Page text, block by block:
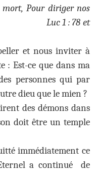
mort, Pour diriger nos
Luc 1 : 78 et
et nous inviter à
: Est-ce que dans ma
personnes qui par
dieu que le mien ?
des démons dans
doit être un temple
immédiatement ce
a continué de